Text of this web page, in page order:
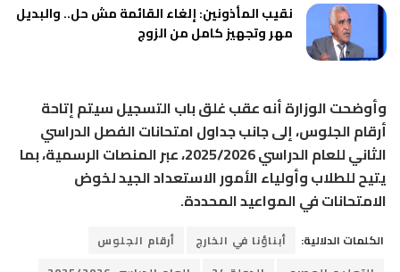
نقيب المأذونين: إلغاء القائمة مش حل.. والبديل
مهر وتجهيز كامل من الزوج
وأوضحت الوزارة أنه عقب غلق باب التسجيل سيتم إتاحة
أرقام الجلوس، إلى جانب جداول امتحانات الفصل الدراسي
الثاني للعام الدراسي 2025/2026، عبر المنصات الرسمية، بما
يتيح للطلاب وأولياء الأمور الاستعداد الجيد لخوض
الامتحانات في المواعيد المحددة.
الكلمات الدلالية: أبناؤنا في الخارج
أرقام الجلوس